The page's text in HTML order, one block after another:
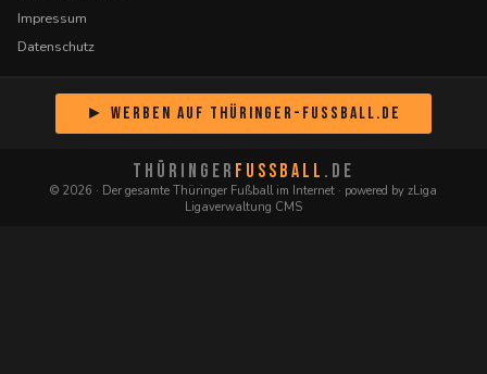
Impressum
Datenschutz
► Werben auf Thüringer-Fussball.de
THÜRINGER FUSSBALL .DE
© 2026 · Der gesamte Thüringer Fußball im Internet · powered by zLiga
Ligaverwaltung CMS